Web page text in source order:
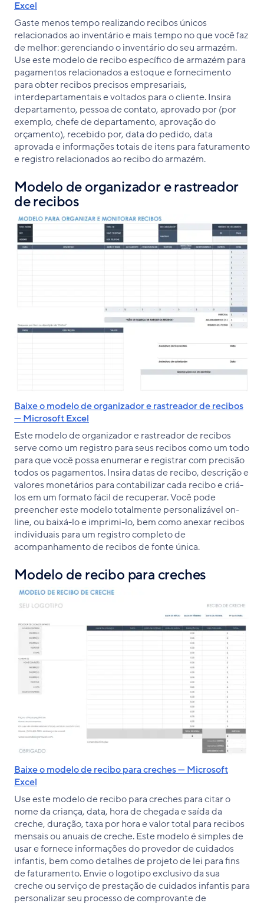
Excel
Gaste menos tempo realizando recibos únicos
relacionados ao inventário e mais tempo no que você faz
de melhor: gerenciando o inventário do seu armazém.
Use este modelo de recibo específico de armazém para
pagamentos relacionados a estoque e fornecimento
para obter recibos precisos empresariais,
interdepartamentais e voltados para o cliente. Insira
departamento, pessoa de contato, aprovado por (por
exemplo, chefe de departamento, aprovação do
orçamento), recebido por, data do pedido, data
aprovada e informações totais de itens para faturamento
e registro relacionados ao recibo do armazém.
Modelo de organizador e rastreador
de recibos
Baixe o modelo de organizador e rastreador de recibos
— Microsoft Excel
Este modelo de organizador e rastreador de recibos
serve como um registro para seus recibos como um todo
para que você possa enumerar e registrar com precisão
todos os pagamentos. Insira datas de recibo, descrição e
valores monetários para contabilizar cada recibo e criá-
los em um formato fácil de recuperar. Você pode
preencher este modelo totalmente personalizável on-
line, ou baixá-lo e imprimi-lo, bem como anexar recibos
individuais para um registro completo de
acompanhamento de recibos de fonte única.
Modelo de recibo para creches
Baixe o modelo de recibo para creches — Microsoft
Excel
Use este modelo de recibo para creches para citar o
nome da criança, data, hora de chegada e saída da
creche, duração, taxa por hora e valor total para recibos
mensais ou anuais de creche. Este modelo é simples de
usar e fornece informações do provedor de cuidados
infantis, bem como detalhes de projeto de lei para fins
de faturamento. Envie o logotipo exclusivo da sua
creche ou serviço de prestação de cuidados infantis para
personalizar seu processo de comprovante de